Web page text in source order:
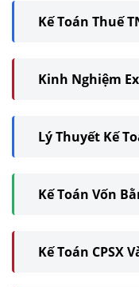
Kế Toán Thuế
Kinh Nghiệm
Lý Thuyết Kế
Kế Toán Vốn
Kế Toán CPSX